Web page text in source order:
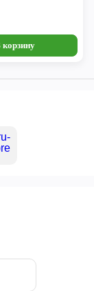
корзину